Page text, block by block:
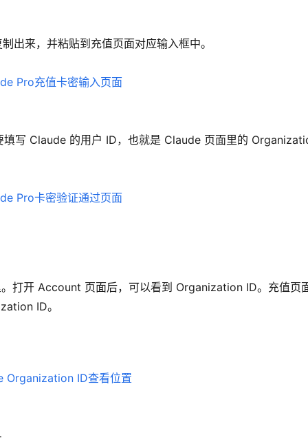
出来，并粘贴到充值页面对应输入框中。
填写 Claude 的用户 ID，也就是 Claude 页面里的
打开 Account 页面后，可以看到 Organization ID。充值页
ID。